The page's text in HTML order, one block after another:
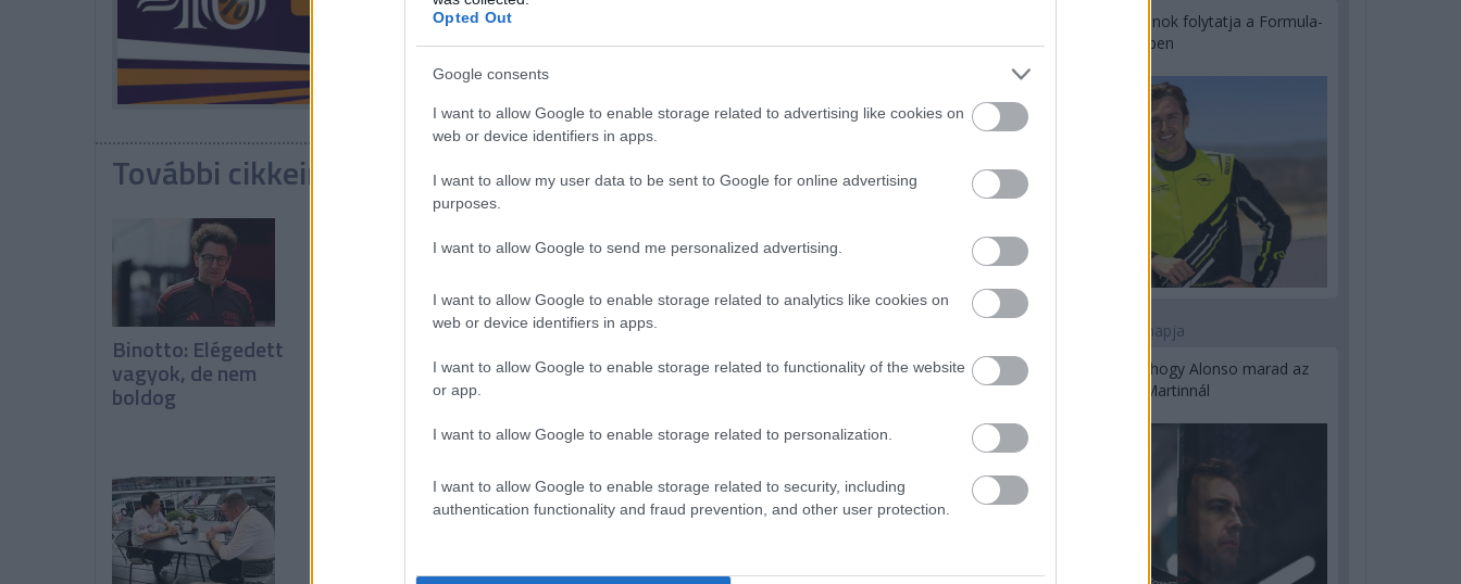
Opted Out
Google consents
I want to allow Google to enable storage related to advertising like cookies on
web or device identifiers in apps.
I want to allow my user data to be sent to Google for online advertising
purposes.
I want to allow Google to send me personalized advertising.
I want to allow Google to enable storage related to analytics like cookies on
web or device identifiers in apps.
I want to allow Google to enable storage related to functionality of the website
or app.
I want to allow Google to enable storage related to personalization.
I want to allow Google to enable storage related to security, including
authentication functionality and fraud prevention, and other user protection.
További cikkeink a témában
Binotto: Elégedett
vagyok, de nem
boldog
de a csapatok
leszavazták a
Pirelli javaslatát
Kormányzati
nehéz
el vezetni” –
koncentrál
Újabb korábbi F2-es bajnok folytatja a Formula-
E-ben
2 napja
Newey biztos benne, hogy Alonso marad az
Aston Martinnál